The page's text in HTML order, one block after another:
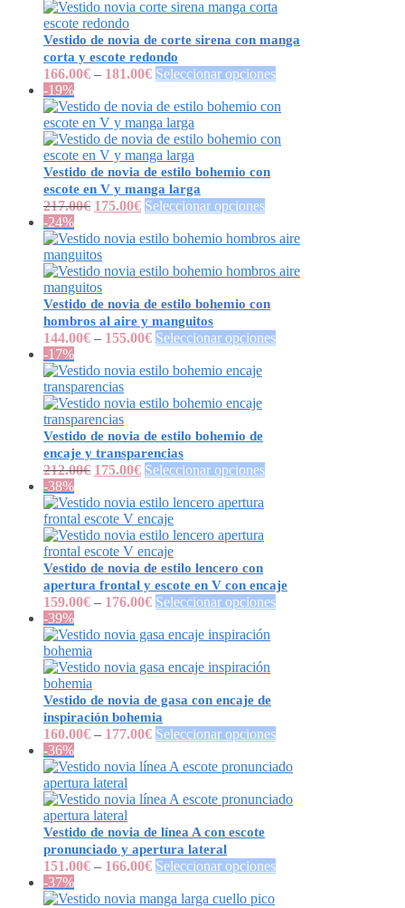
Vestido de novia de corte sirena con manga
corta y escote redondo
166.00€ – 181.00€ Seleccionar opciones
-19%
Vestido de novia de estilo bohemio con
escote en V y manga larga
217.00€ 175.00€ Seleccionar opciones
-24%
Vestido de novia de estilo bohemio con
hombros al aire y manguitos
144.00€ – 155.00€ Seleccionar opciones
-17%
Vestido de novia de estilo bohemio de
encaje y transparencias
212.00€ 175.00€ Seleccionar opciones
-38%
Vestido de novia de estilo lencero con
apertura frontal y escote en V con encaje
159.00€ – 176.00€ Seleccionar opciones
-39%
Vestido de novia de gasa con encaje de
inspiración bohemia
160.00€ – 177.00€ Seleccionar opciones
-36%
Vestido de novia de línea A con escote
pronunciado y apertura lateral
151.00€ – 166.00€ Seleccionar opciones
-37%